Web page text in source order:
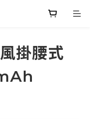
掛腰式